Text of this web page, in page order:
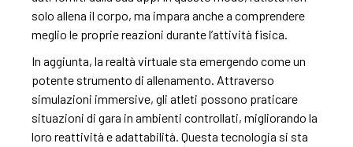
solo allena il corpo, ma impara anche a comprendere
meglio le proprie reazioni durante l’attività fisica.
In aggiunta, la realtà virtuale sta emergendo come un
potente strumento di allenamento. Attraverso
simulazioni immersive, gli atleti possono praticare
situazioni di gara in ambienti controllati, migliorando la
loro reattività e adattabilità. Questa tecnologia si sta